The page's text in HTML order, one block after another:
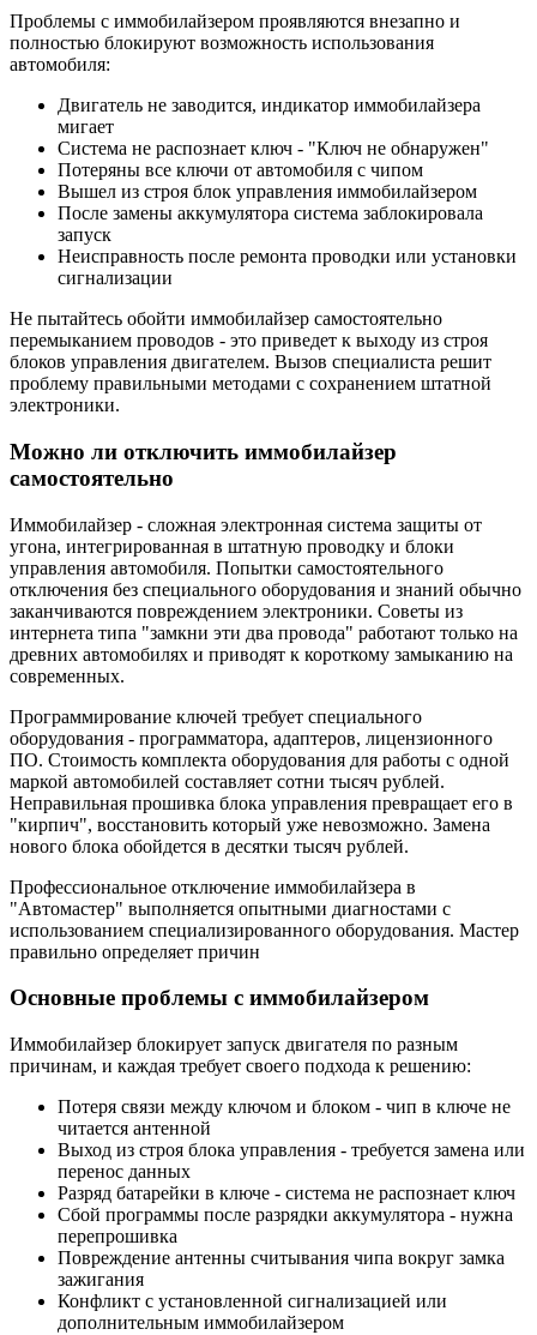
Проблемы с иммобилайзером проявляются внезапно и
полностью блокируют возможность использования
автомобиля:
Двигатель не заводится, индикатор иммобилайзера
мигает
Система не распознает ключ - "Ключ не обнаружен"
Потеряны все ключи от автомобиля с чипом
Вышел из строя блок управления иммобилайзером
После замены аккумулятора система заблокировала
запуск
Неисправность после ремонта проводки или установки
сигнализации
Не пытайтесь обойти иммобилайзер самостоятельно
перемыканием проводов - это приведет к выходу из строя
блоков управления двигателем. Вызов специалиста решит
проблему правильными методами с сохранением штатной
электроники.
Можно ли отключить иммобилайзер
самостоятельно
Иммобилайзер - сложная электронная система защиты от
угона, интегрированная в штатную проводку и блоки
управления автомобиля. Попытки самостоятельного
отключения без специального оборудования и знаний обычно
заканчиваются повреждением электроники. Советы из
интернета типа "замкни эти два провода" работают только на
древних автомобилях и приводят к короткому замыканию на
современных.
Программирование ключей требует специального
оборудования - программатора, адаптеров, лицензионного
ПО. Стоимость комплекта оборудования для работы с одной
маркой автомобилей составляет сотни тысяч рублей.
Неправильная прошивка блока управления превращает его в
"кирпич", восстановить который уже невозможно. Замена
нового блока обойдется в десятки тысяч рублей.
Профессиональное отключение иммобилайзера в
"Автомастер" выполняется опытными диагностами с
использованием специализированного оборудования. Мастер
правильно определяет причин
Основные проблемы с иммобилайзером
Иммобилайзер блокирует запуск двигателя по разным
причинам, и каждая требует своего подхода к решению:
Потеря связи между ключом и блоком - чип в ключе не
читается антенной
Выход из строя блока управления - требуется замена или
перенос данных
Разряд батарейки в ключе - система не распознает ключ
Сбой программы после разрядки аккумулятора - нужна
перепрошивка
Повреждение антенны считывания чипа вокруг замка
зажигания
Конфликт с установленной сигнализацией или
дополнительным иммобилайзером